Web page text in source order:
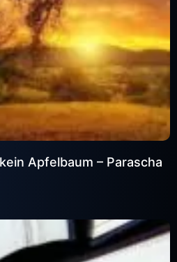
Apfelbaum – Parascha